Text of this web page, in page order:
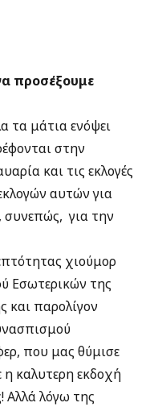
προσέξουμε
τα μάτια ενόψει
στην
και τις εκλογές
αυτών για
συνεπώς, για την
χιούμορ
Εσωτερικών της
και παρολίγον
που μας θύμισε
καλυτερη εκδοχή
Αλλά λόγω της